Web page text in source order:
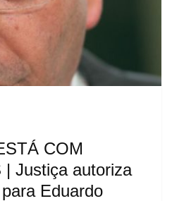
COM
| Justiça autoriza
Eduardo